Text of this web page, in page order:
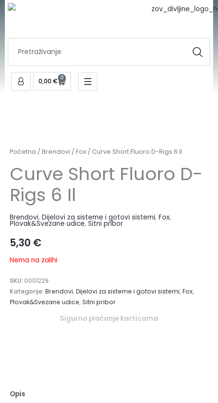
Skip
0,00 € 0
Cart
Početna / Brendovi / Fox / Curve Short Fluoro D-Rigs 6 Il
Curve Short Fluoro D-
Rigs 6 Il
Brendovi, Dijelovi za sisteme i gotovi sistemi, Fox,
Plovak&Svezane udice, Sitni pribor
5,30 €
Nema na zalihi
SKU: 0001229
Kategorije: Brendovi,Dijelovi za sisteme i gotovi sistemi,Fox,
Plovak&Svezane udice,Sitni pribor
Sigurno plaćanje karticama
Opis